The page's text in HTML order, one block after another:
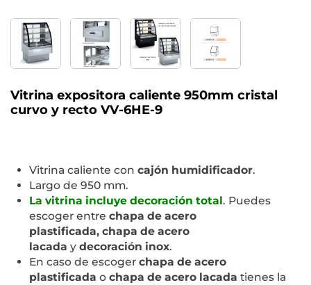
Vitrina expositora caliente 950mm cristal
curvo y recto VV-6HE-9
Vitrina caliente con cajón humidificador.
Largo de 950 mm.
La vitrina incluye decoración total. Puedes
escoger entre chapa de acero
plastificada, chapa de acero
lacada y decoración inox.
En caso de escoger chapa de acero
plastificada o chapa de acero lacada tienes la